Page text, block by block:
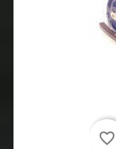
favorite_border